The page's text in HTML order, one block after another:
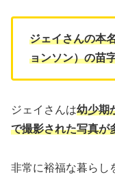
ジェイさんの本
ョンソン）の苗
ジェイさんは幼少期
で撮影された写真が
非常に裕福な暮らし